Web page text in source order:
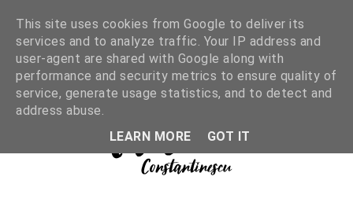
This site uses cookies from Google to deliver its
services and to analyze traffic. Your IP address and
user-agent are shared with Google along with
performance and security metrics to ensure quality of
service, generate usage statistics, and to detect and
address abuse.
LEARN MORE
GOT IT